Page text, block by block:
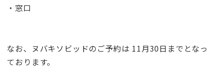
・窓口
なお、ヌバキソビッドのご予約は 11月30日までとなっ
ております。